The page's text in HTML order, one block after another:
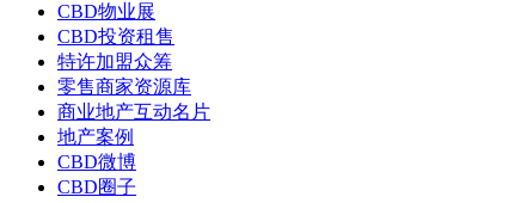
CBD物业展
CBD投资租售
特许加盟众筹
零售商家资源库
商业地产互动名片
地产案例
CBD微博
CBD圈子